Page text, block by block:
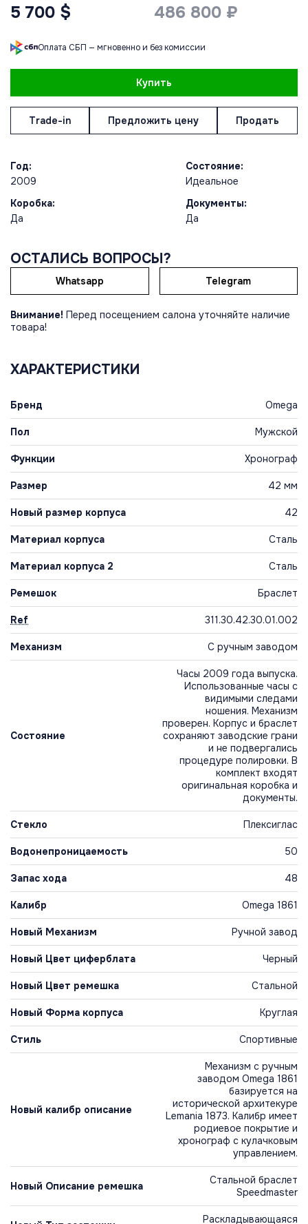
5 700 $ 486 800 ₽
Оплата СБП — мгновенно и без комиссии
Купить
Trade-in Предложить цену Продать
Год:
2009
Состояние:
Идеальное
Коробка:
Да
Документы:
Да
ОСТАЛИСЬ ВОПРОСЫ?
Whatsapp Telegram
Внимание! Перед посещением салона уточняйте наличие
товара!
ХАРАКТЕРИСТИКИ
Бренд Omega
Пол Мужской
Функции Хронограф
Размер 42 мм
Новый размер корпуса 42
Материал корпуса Сталь
Материал корпуса 2 Сталь
Ремешок Браслет
Ref 311.30.42.30.01.002
Механизм С ручным заводом
Состояние
Часы 2009 года выпуска.
Использованные часы с
видимыми следами
ношения. Механизм
проверен. Корпус и браслет
сохраняют заводские грани
и не подвергались
процедуре полировки. В
комплект входят
оригинальная коробка и
документы.
Стекло Плексиглас
Водонепроницаемость 50
Запас хода 48
Калибр Omega 1861
Новый Механизм Ручной завод
Новый Цвет циферблата Черный
Новый Цвет ремешка Стальной
Новый Форма корпуса Круглая
Стиль Спортивные
Новый калибр описание
Механизм с ручным
заводом Omega 1861
базируется на
исторической архитекуре
Lemania 1873. Калибр имеет
родиевое покрытие и
хронограф с кулачковым
управлением.
Новый Описание ремешка
Стальной браслет
Speedmaster
Раскладывающаяся